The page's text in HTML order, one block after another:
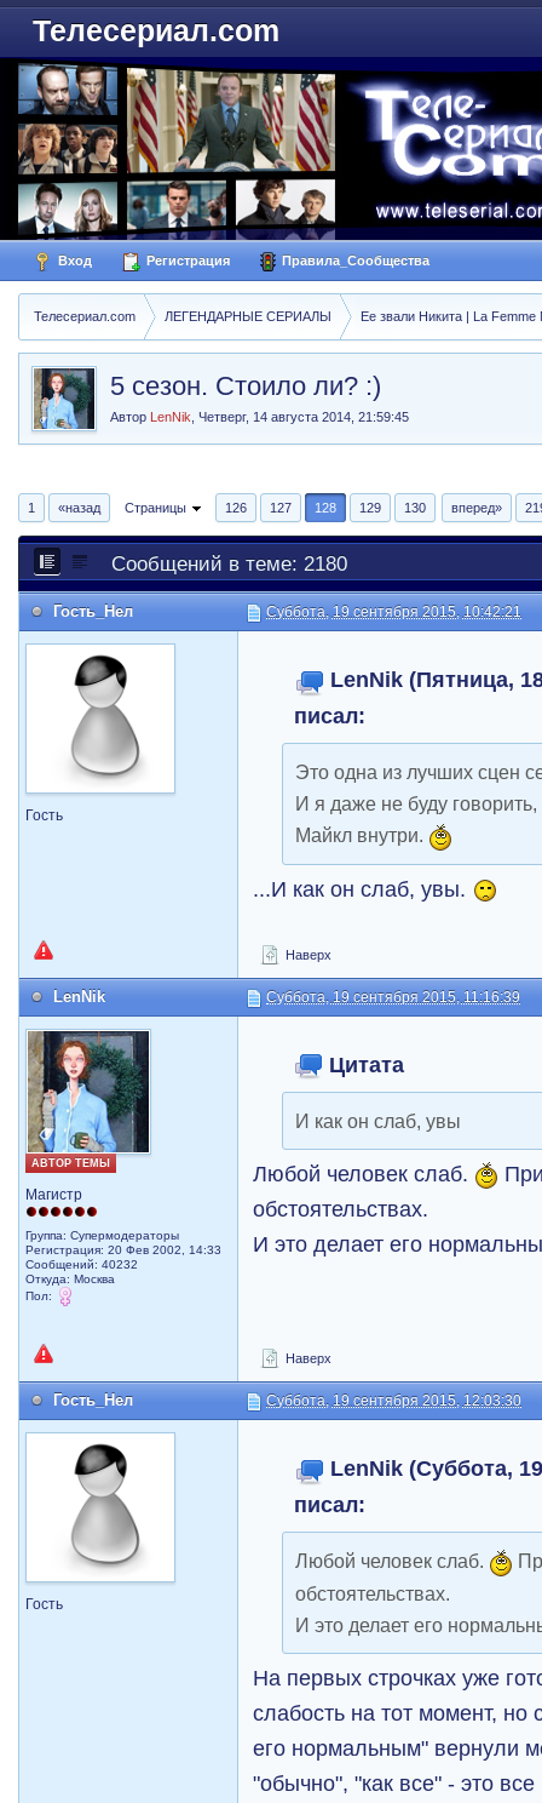
Телесериал.com
Вход Регистрация Правила_Сообщества
Телесериал.com ЛЕГЕНДАРНЫЕ СЕРИАЛЫ Ее звали Никита | La Femme
5 сезон. Стоило ли? :)
Автор LenNik ,Четверг, 14 августа 2014, 21:59:45
1 «назад Страницы 126 127 128 129 130 вперед»
Сообщений в теме: 2180
Гость_Нел Суббота, 19 сентября 2015, 10:42:21
Гость
LenNik (Пятница,
писал:
Это одна из лучших сцен
И я даже не буду говорить,
Майкл внутри.
...И как он слаб, увы.
Наверх
LenNik Суббота, 19 сентября 2015, 11:16:39
АВТОР ТЕМЫ
Магистр
Группа: Супермодераторы
Регистрация: 20 Фев 2002, 14:33
Сообщений: 40232
Откуда: Москва
Пол:
Цитата
И как он слаб, увы
Любой человек слаб.
обстоятельствах.
И это делает его
Наверх
Гость_Нел Суббота, 19 сентября 2015, 12:03:30
Гость
LenNik (Суббота,
писал:
Любой человек слаб.
обстоятельствах.
И это делает его
На первых строчках уже
слабость на тот момент, но
его нормальным" вернули
"обычно", "как все" - это